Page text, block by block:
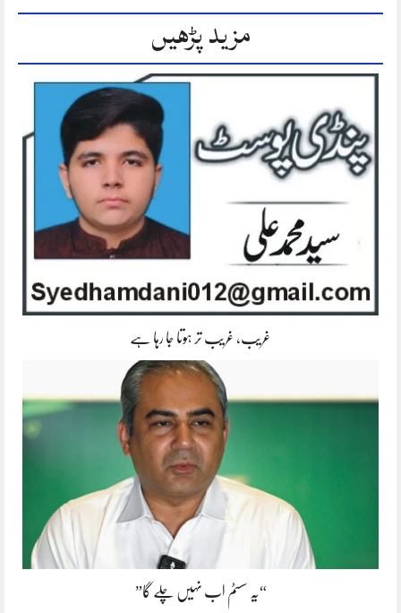
مزید پڑھیں
غریب، غریب تر ہوتا جا رہا ہے
“یہ سسٹم اب نہیں چلے گا”